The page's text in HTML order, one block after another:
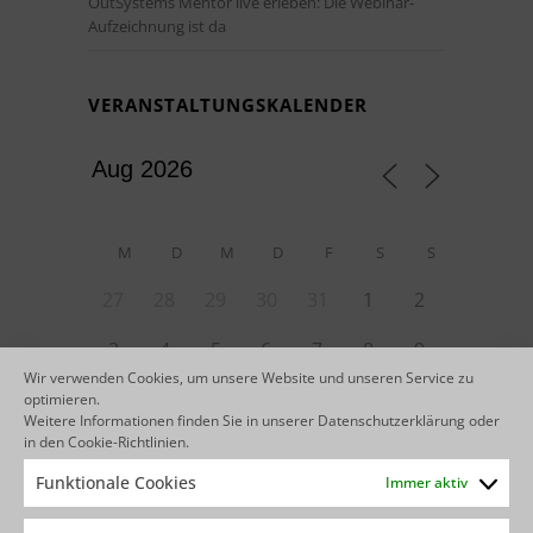
Wir verwenden Cookies, um unsere Website und unseren Service zu
optimieren.
Weitere Informationen finden Sie in unserer Datenschutzerklärungoder
in denCookie-Richtlinien.
Funktionale Cookies Immer aktiv
Aufzeichnung ist da
VERANSTALTUNGSKALENDER
M D M D F S S
1
2
3
4 5 6 7 8
9
17
18 19 20 21
24
25 26 27 28 29
30